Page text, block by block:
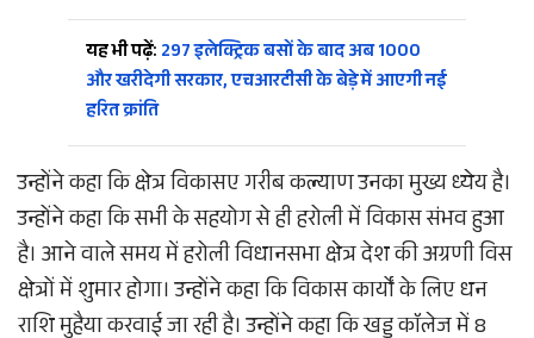
यह भी पढ़ें: 297 इलेक्ट्रिक बसों के बाद अब 1000
और खरीदेगी सरकार, एचआरटीसी के बेड़े में आएगी नई
हरित क्रांति
उन्होंने कहा कि क्षेत्र विकासए गरीब कल्याण उनका मुख्य ध्येय है।
उन्होंने कहा कि सभी के सहयोग से ही हरोली में विकास संभव हुआ
है। आने वाले समय में हरोली विधानसभा क्षेत्र देश की अग्रणी विस
क्षेत्रों में शुमार होगा। उन्होंने कहा कि विकास कार्यों के लिए धन
राशि मुहैया करवाई जा रही है। उन्होंने कहा कि खड्ड काॅलेज में 8